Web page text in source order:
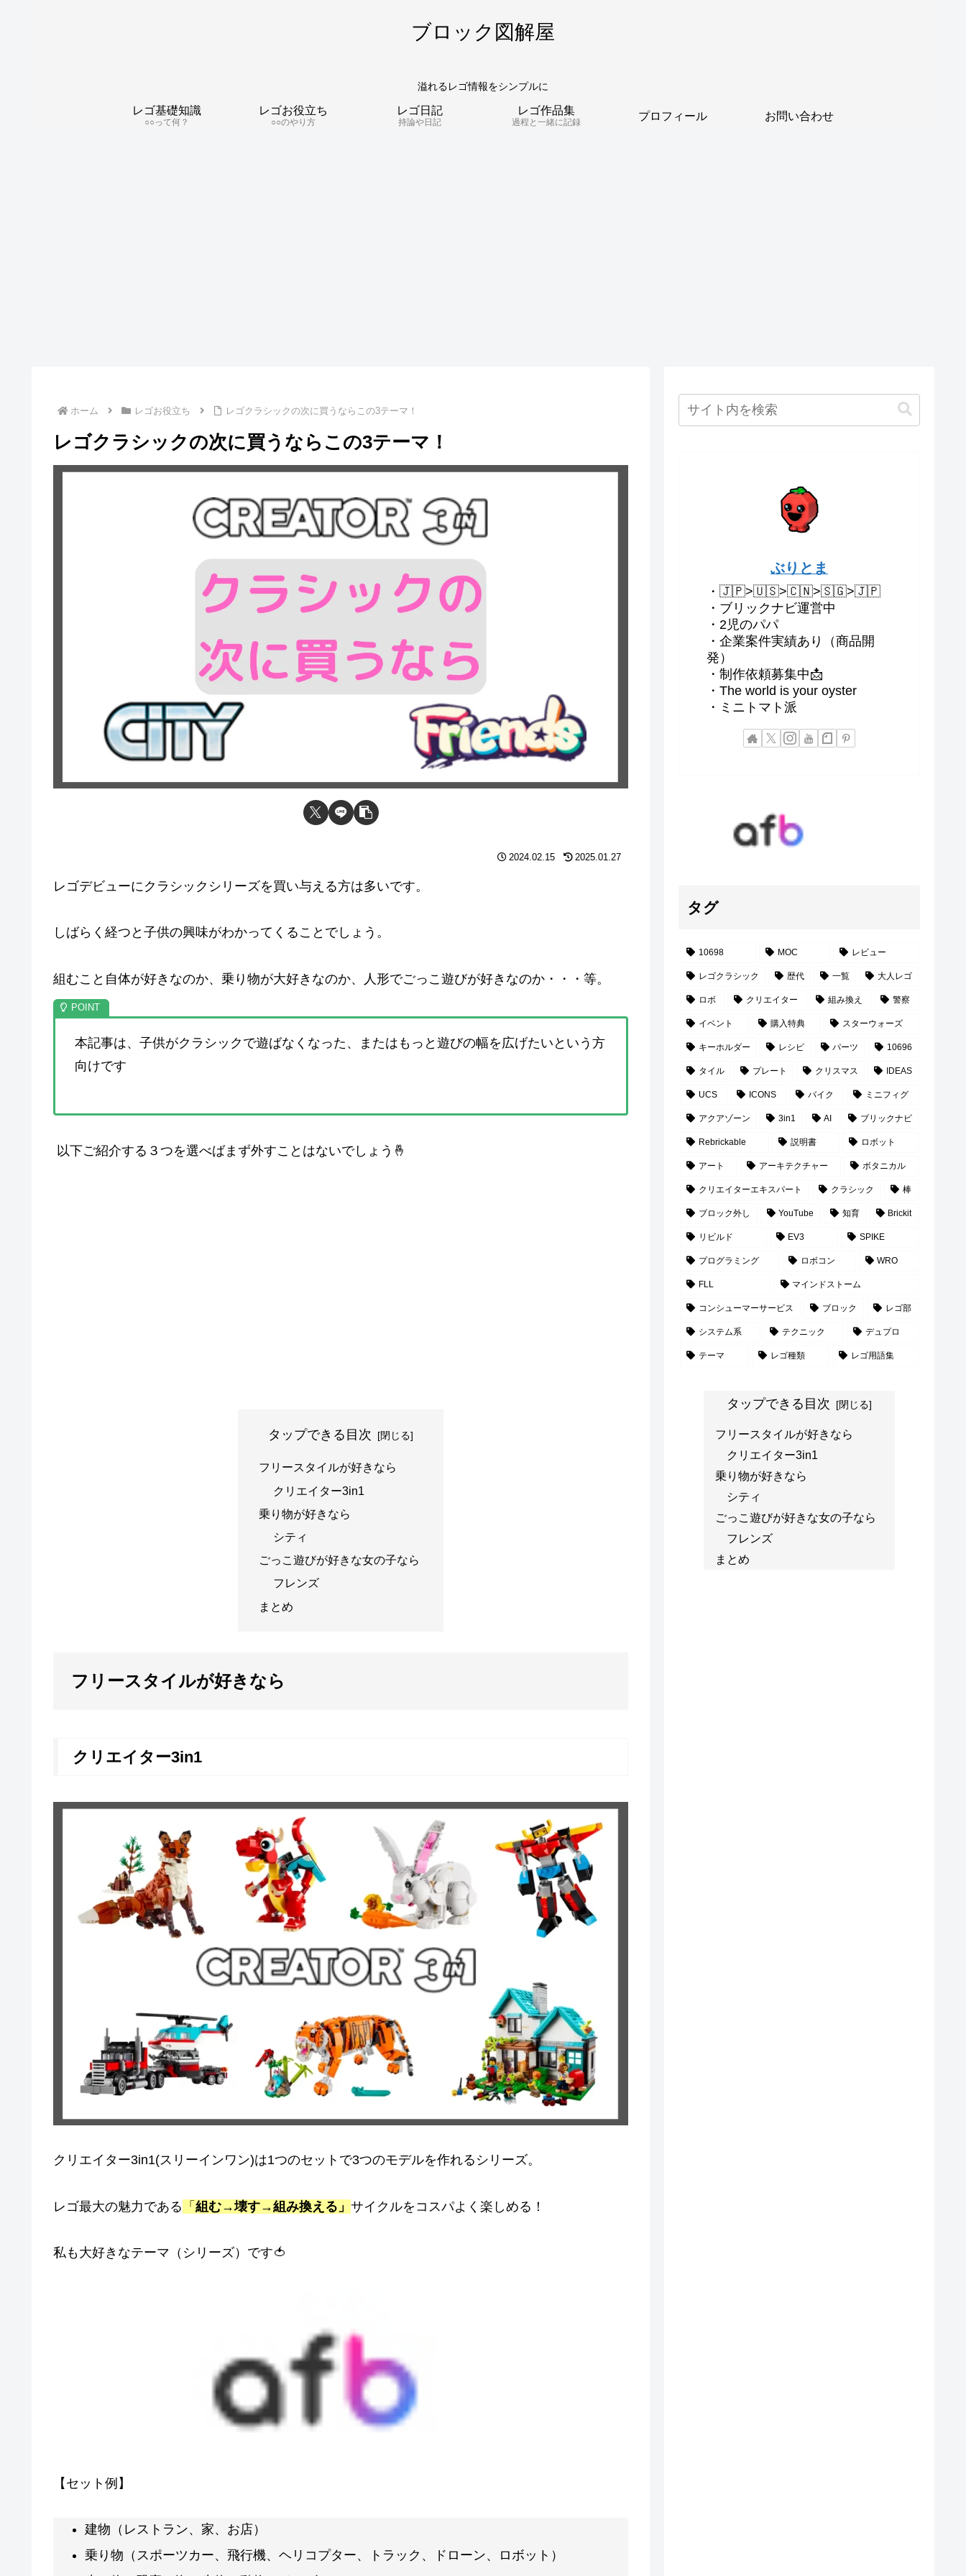
ブロック図解屋
溢れるレゴ情報をシンプルに
レゴ基礎知識
○○って何？
レゴお役立ち
○○のやり方
レゴ日記
持論や日記
レゴ作品集
過程と一緒に記録
プロフィール お問い合わせ
ホーム レゴお役立ち レゴクラシックの次に買うならこの3テーマ！
レゴクラシックの次に買うならこの3テーマ！
2024.02.15 2025.01.27
レゴデビューにクラシックシリーズを買い与える方は多いです。
しばらく経つと子供の興味がわかってくることでしょう。
組むこと自体が好きなのか、乗り物が大好きなのか、人形でごっこ遊びが好きなのか・・・等。
本記事は、子供がクラシックで遊ばなくなった、またはもっと遊びの幅を広げたいという方
向けです
以下ご紹介する３つを選べばまず外すことはないでしょう🤞
タップできる目次
フリースタイルが好きなら
クリエイター3in1
乗り物が好きなら
シティ
ごっこ遊びが好きな女の子なら
フレンズ
まとめ
フリースタイルが好きなら
クリエイター3in1
クリエイター3in1(スリーインワン)は1つのセットで3つのモデルを作れるシリーズ。
レゴ最大の魅力である 「 組む→壊す→組み換える」 サイクルをコスパよく楽しめる！
私も大好きなテーマ（シリーズ）です🍅
【セット例】
建物（レストラン、家、お店）
乗り物（スポーツカー、飛行機、ヘリコプター、トラック、ドローン、ロボット）
ぶりとま
・🇯🇵>🇺🇸>🇨🇳>🇸🇬>🇯🇵
・ブリックナビ運営中
・2児のパパ
・企業案件実績あり（商品開
発）
・制作依頼募集中📩
・The world is your oyster
・ミニトマト派
タグ
10698 MOC レビュー
レゴクラシック 歴代 一覧 大人レゴ
ロボ クリエイター 組み換え 警察
イベント 購入特典 スターウォーズ
キーホルダー レシピ パーツ 10696
タイル プレート クリスマス IDEAS
UCS ICONS バイク ミニフィグ
アクアゾーン 3in1 AI ブリックナビ
Rebrickable 説明書 ロボット
アート アーキテクチャー ボタニカル
クリエイターエキスパート クラシック 棒
ブロック外し YouTube 知育 Brickit
リビルド EV3 SPIKE
プログラミング ロボコン WRO
FLL マインドストーム
コンシューマーサービス ブロック レゴ部
システム系 テクニック デュプロ
テーマ レゴ種類 レゴ用語集
タップできる目次
フリースタイルが好きなら
クリエイター3in1
乗り物が好きなら
シティ
ごっこ遊びが好きな女の子なら
フレンズ
まとめ